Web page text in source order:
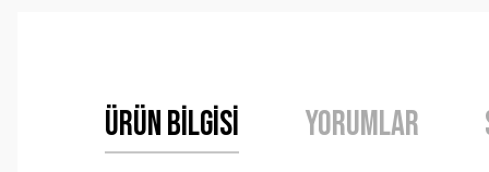
Ürün Bilgisi Yorumlar